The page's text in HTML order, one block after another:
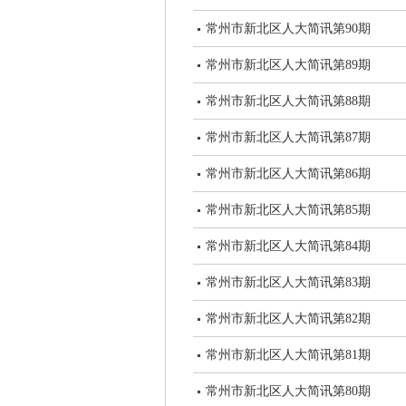
常州市新北区人大简讯第90期
常州市新北区人大简讯第89期
常州市新北区人大简讯第88期
常州市新北区人大简讯第87期
常州市新北区人大简讯第86期
常州市新北区人大简讯第85期
常州市新北区人大简讯第84期
常州市新北区人大简讯第83期
常州市新北区人大简讯第82期
常州市新北区人大简讯第81期
常州市新北区人大简讯第80期